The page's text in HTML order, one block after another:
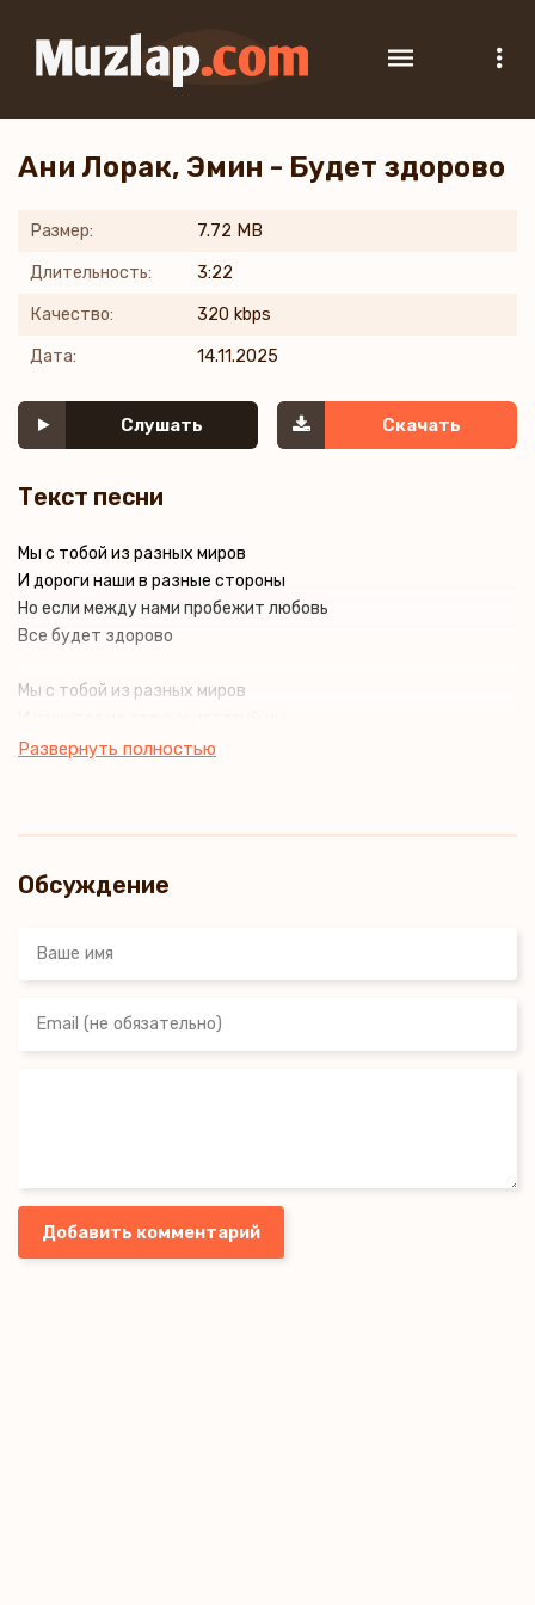
Ани Лорак, Эмин - Будет здорово
Размер: 7.72 MB
Длительность: 3:22
Качество: 320 kbps
Дата: 14.11.2025
Слушать Скачать
Текст песни
Мы с тобой из разных миров
И дороги наши в разные стороны
Но если между нами пробежит любовь
Все будет здорово
Мы с тобой из разных миров
Но если между нами пробежит любовь
Развернуть полностью
Обсуждение
Добавить комментарий